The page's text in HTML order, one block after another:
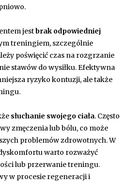
jestbrak odpowiedniej
treningiem, szczególnie
poświęcić czas na rozgrzanie
stawów do wysiłku. Efektywna
ryzyko kontuzji, ale także
słuchanie swojego ciała. Często
zmęczenia lub bólu, co może
problemów zdrowotnych. W
warto rozważyć
lub przerwanie treningu.
w procesie regeneracji i